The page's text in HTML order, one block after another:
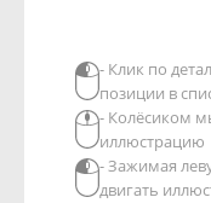
- Клик по
позиции в
- Колёсиком
иллюстрацию
- Зажимая
двигать